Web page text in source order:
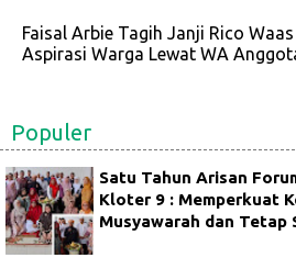
Faisal Arbie Tagih Janji Rico
Aspirasi Warga Lewat WA
Populer
Satu Tahun Arisan
Kloter 9 : Memperkuat
Musyawarah dan Tetap